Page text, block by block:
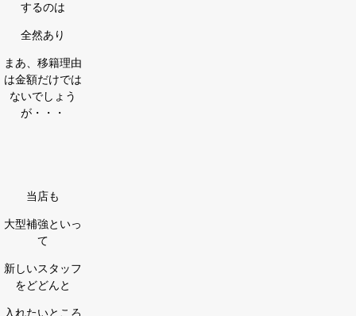
するのは
全然あり
まあ、移籍理由
は金額だけでは
ないでしょう
が・・・
当店も
大型補強といっ
て
新しいスタッフ
をどどんと
入れたいところ